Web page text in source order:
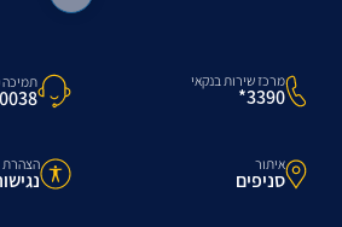
מרכז שירות בנקאי
3390*
תמיכה
איתור
סניפים
הצהרת